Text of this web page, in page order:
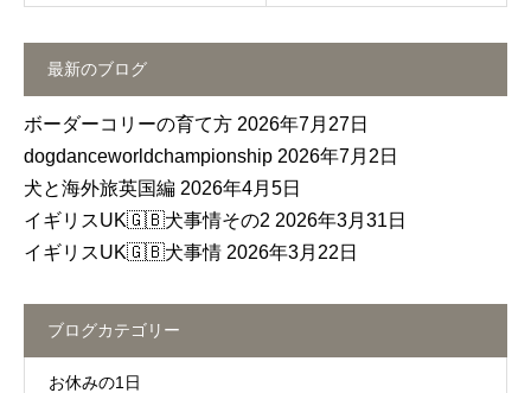
最新のブログ
ボーダーコリーの育て方 2026年7月27日
dogdanceworldchampionship 2026年7月2日
犬と海外旅英国編 2026年4月5日
イギリスUK🇬🇧犬事情その2 2026年3月31日
イギリスUK🇬🇧犬事情 2026年3月22日
ブログカテゴリー
お休みの1日